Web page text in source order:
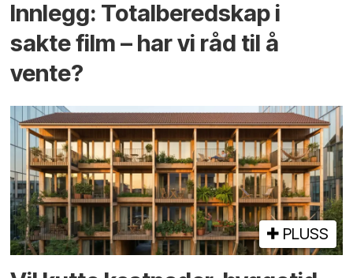
Innlegg: Totalberedskap i
sakte film – har vi råd til å
vente?
PLUSS